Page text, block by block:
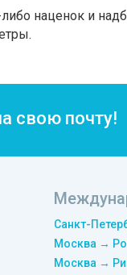
наценок и
свою почту!
Санкт-
Москва →
Москва →